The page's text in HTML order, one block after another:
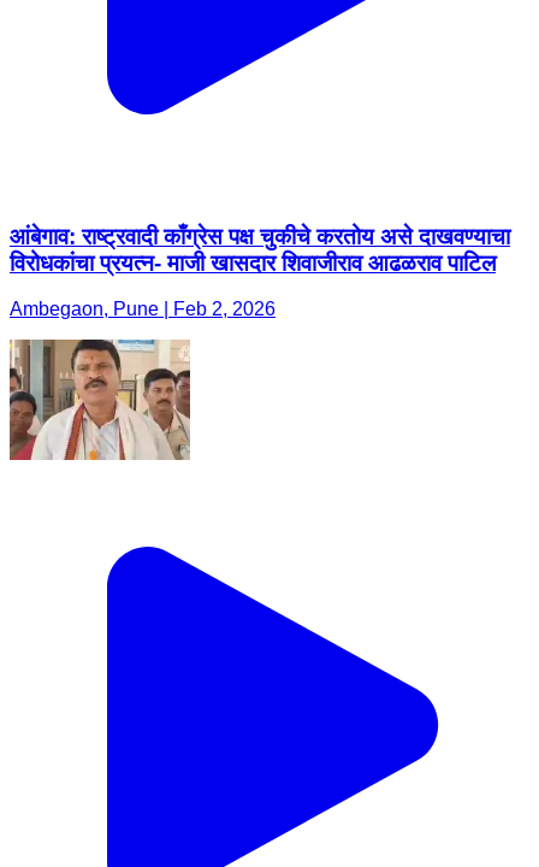
आंबेगाव: राष्ट्रवादी काँग्रेस पक्ष चुकीचे करतोय असे दाखवण्याचा
विरोधकांचा प्रयत्न- माजी खासदार शिवाजीराव आढळराव पाटिल
Ambegaon, Pune | Feb 2, 2026